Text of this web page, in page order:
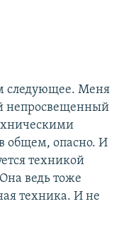
следующее. Меня
непросвещенный
общем, опасно. И
техникой
ведь тоже
техника. И не